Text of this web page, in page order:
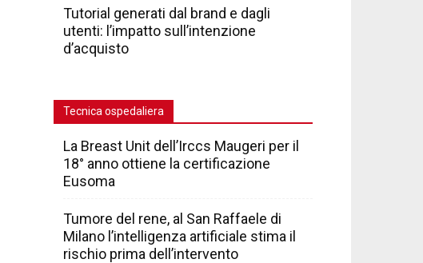
Tutorial generati dal brand e dagli
utenti: l’impatto sull’intenzione
d’acquisto
Tecnica ospedaliera
La Breast Unit dell’Irccs Maugeri per il
18° anno ottiene la certificazione
Eusoma
Tumore del rene, al San Raffaele di
Milano l’intelligenza artificiale stima il
rischio prima dell’intervento